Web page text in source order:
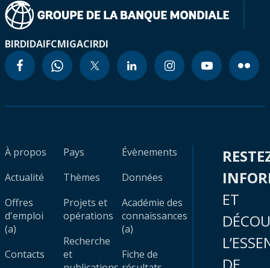
BIRDIDAIFCMIGACIRDI
À propos
Actualité
Offres
d'emploi
(a)
Contacts
Pays
Thèmes
Projets et
opérations
Recherche
et
Évènements
Données
Académie des
connaissances
(a)
Fiche de
ET